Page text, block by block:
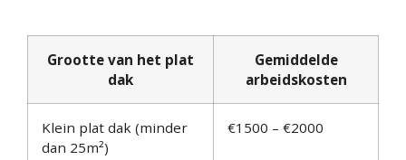
Grootte van het plat
dak
Gemiddelde
arbeidskosten
Klein plat dak (minder
dan 25m²)
€1500 – €2000